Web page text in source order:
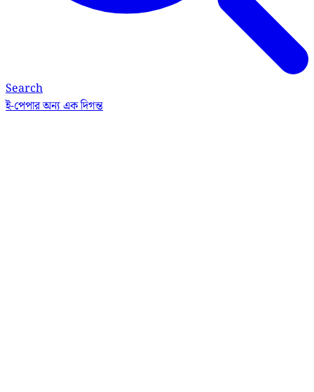
Search
ই-পেপারঅন্য এক দিগন্ত